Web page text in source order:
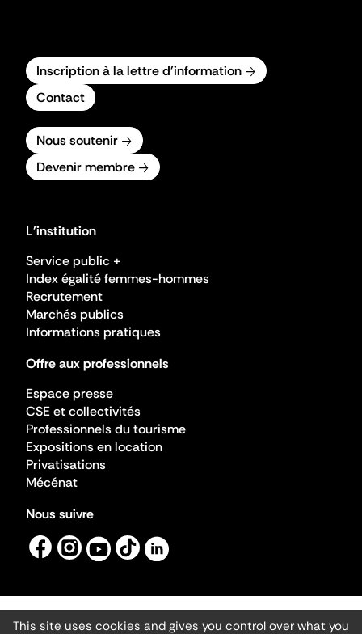
Inscription à la lettre d'information
Contact
Nous soutenir
Devenir membre
L'institution
Service public +
Index égalité femmes-hommes
Recrutement
Marchés publics
Informations pratiques
Offre aux professionnels
Espace presse
CSE et collectivités
Professionnels du tourisme
Expositions en location
Privatisations
Mécénat
Nous suivre
Mentions légales
This site uses cookies and gives you control over what you